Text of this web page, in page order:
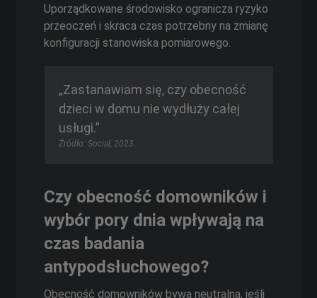
Uporządkowane środowisko ogranicza ryzyko
przeoczeń i skraca czas potrzebny na zmianę
konfiguracji stanowiska pomiarowego.
„Zastanawiam się, czy obecność
dzieci w domu nie wydłuży całej
usługi.”
Źródło: Social, 2023.
Czy obecność domowników i
wybór pory dnia wpływają na
czas badania
antypodsłuchowego?
Obecność domowników bywa neutralna, jeśli